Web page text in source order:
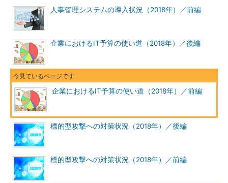
人事管理システムの導入状況（2018年）／前編
企業におけるIT予算の使い道（2018年）／後編
企業におけるIT予算の使い道（2018年）／前編
標的型攻撃への対策状況（2018年）／後編
標的型攻撃への対策状況（2018年）／前編